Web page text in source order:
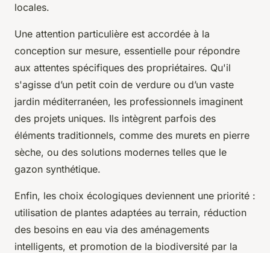
locales.
Une attention particulière est accordée à la
conception sur mesure, essentielle pour répondre
aux attentes spécifiques des propriétaires. Qu'il
s'agisse d’un petit coin de verdure ou d’un vaste
jardin méditerranéen, les professionnels imaginent
des projets uniques. Ils intègrent parfois des
éléments traditionnels, comme des murets en pierre
sèche, ou des solutions modernes telles que le
gazon synthétique.
Enfin, les choix écologiques deviennent une priorité :
utilisation de plantes adaptées au terrain, réduction
des besoins en eau via des aménagements
intelligents, et promotion de la biodiversité par la